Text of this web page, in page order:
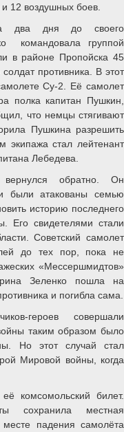
12 воздушных боев.
два дня до своего
командовала группой
в районе Пропойска 45
противника. В этот
Су-2. Её самолет
полка капитан Пушкин,
что немцы стягивают
Пушкина разрешить
экипажа стал лейтенант
Лебедева.
вернулся обратно. Он
были атакованы семью
историю последнего
Его свидетелями стали
Советский самолет
до тех пор, пока не
«Мессершмидтов»
Зеленко пошла на
и погибла сама.
героев совершали
таким образом было
Но этот случай стал
Мировой войны, когда
комсомольский билет.
сохранила местная
падения самолёта